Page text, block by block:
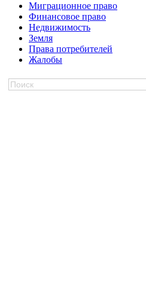
Миграционное право
Финансовое право
Недвижимость
Земля
Права потребителей
Жалобы